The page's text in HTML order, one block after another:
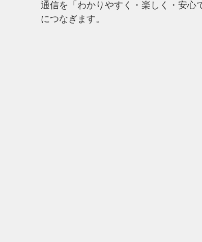
通信を「わかりやすく・楽しく・安心
につなぎます。